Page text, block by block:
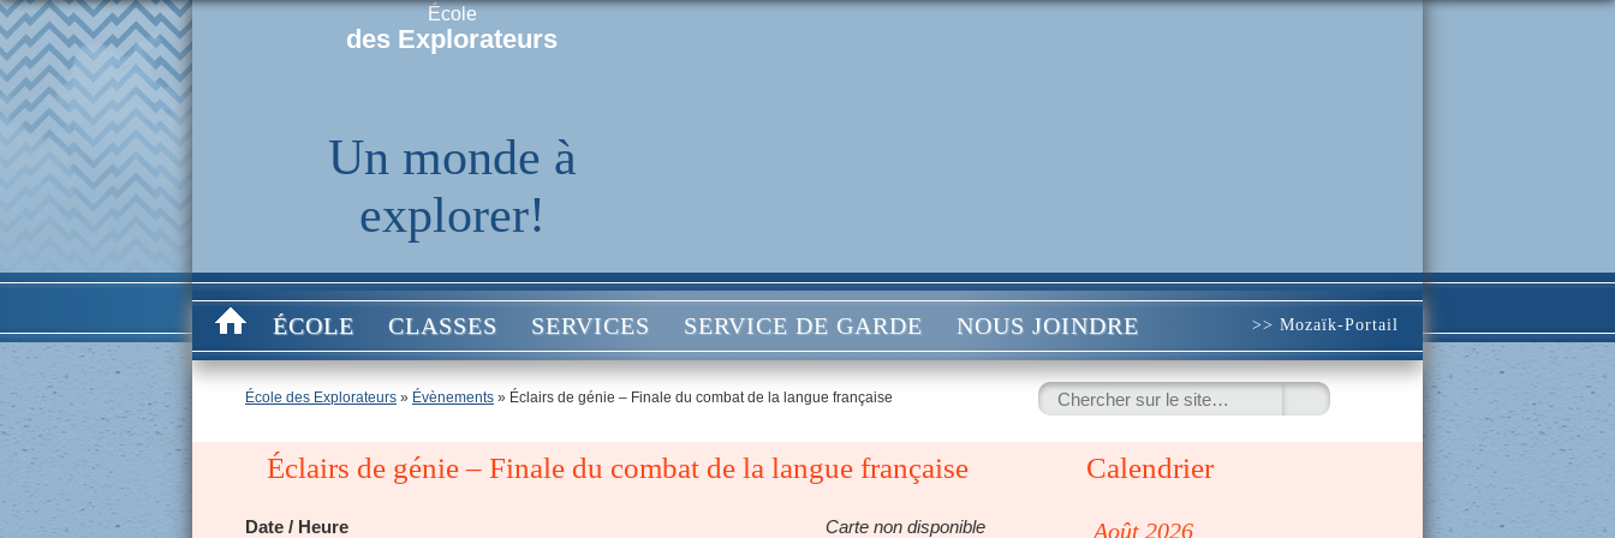
École
des Explorateurs
Un monde à
explorer!
ÉCOLE CLASSES SERVICES SERVICE DE GARDE NOUS JOINDRE >> Mozaïk-Portail
École des Explorateurs » Évènements » Éclairs de génie – Finale du combat de la langue française
Rechercher
:
Éclairs de génie – Finale du combat de la langue française
Carte non disponible
Date / Heure
Calendrier
Août 2026